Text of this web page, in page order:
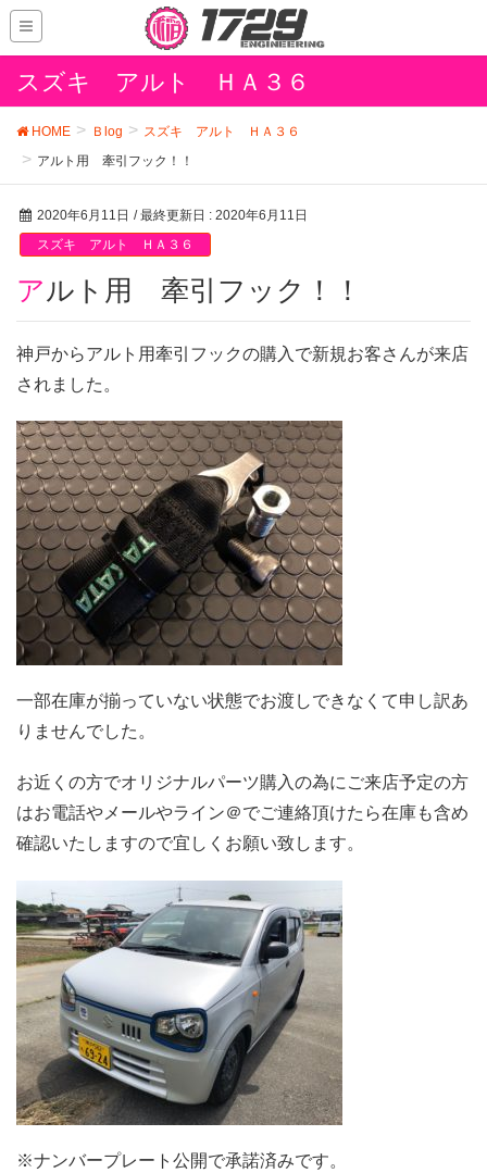
スズキ アルト ＨＡ３６
HOME Ｂlog
スズキ アルト ＨＡ３６
アルト用 牽引フック！！
2020年6月11日 / 最終更新日 : 2020年6月11日
スズキ アルト ＨＡ３６
アルト用 牽引フック！！
神戸からアルト用牽引フックの購入で新規お客さんが来店
されました。
一部在庫が揃っていない状態でお渡しできなくて申し訳あ
りませんでした。
お近くの方でオリジナルパーツ購入の為にご来店予定の方
はお電話やメールやライン＠でご連絡頂けたら在庫も含め
確認いたしますので宜しくお願い致します。
※ナンバープレート公開で承諾済みです。